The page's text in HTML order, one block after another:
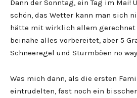
Dann der Sonntag, ein Tag im Mai!
schön, das Wetter kann man sich
hätte mit wirklich allem gerechnet
beinahe alles vorbereitet, aber 5
Schneeregel und Sturmböen no
Was mich dann, als die ersten
eintrudelten, fast noch ein